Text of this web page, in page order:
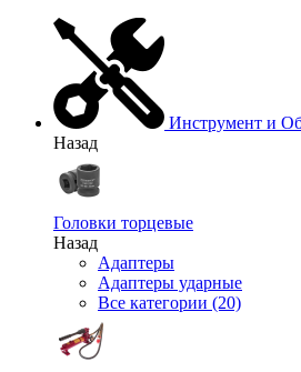
Инструмент и
Назад
Головки торцевые
Назад
Адаптеры
Адаптеры ударные
Все категории (20)